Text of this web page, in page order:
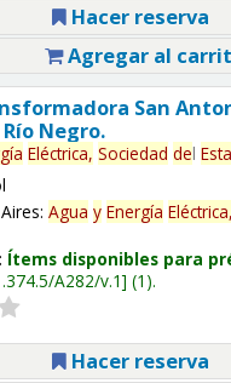
Hacer reserva
Agregar al
San
Negro.
Eléctrica, Sociedad del
Agua y Energía Eléctrica,
Ítems disponibles para
A282/v.1 (1).
Hacer reserva